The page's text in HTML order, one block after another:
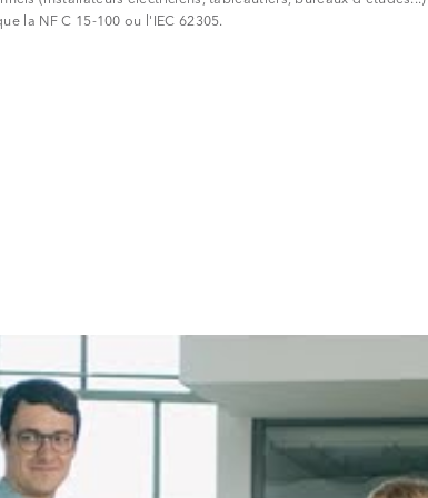
Norway
la NF C 15-100 ou l'IEC 62305.